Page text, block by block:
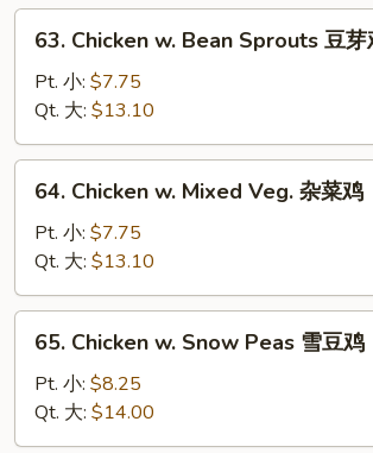
Tomato
Chicken
Bean
Sprouts
豆
63. Chicken w. Bean Sprouts 豆芽
Pt. 小: $7.75
Qt. 大: $13.10
Chicken
Mixed
Veg.
杂
64. Chicken w. Mixed Veg. 杂菜鸡
Pt. 小: $7.75
Qt. 大: $13.10
Chicken
Snow
Peas
65. Chicken w. Snow Peas 雪豆鸡
Pt. 小: $8.25
Qt. 大: $14.00